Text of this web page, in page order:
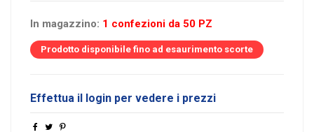
In magazzino: 1 confezioni da 50 PZ
Prodotto disponibile fino ad esaurimento scorte
Effettua il login per vedere i prezzi